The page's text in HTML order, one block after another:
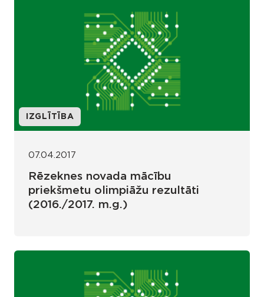
IZGLĪTĪBA
07.04.2017
Rēzeknes novada mācību
priekšmetu olimpiāžu rezultāti
(2016./2017. m.g.)